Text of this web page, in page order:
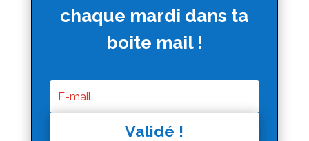
chaque mardi dans ta
boite mail !
Validé !